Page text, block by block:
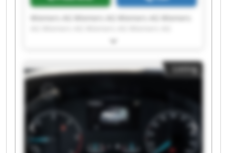
Wiemers AG Wiemers AG Wiemers AG Wiemers
Wiemers AG Wiemers AG Wiemers AG Wiemers
Wiemers AG Wiemers AG Wiemers AG Wiemers
AG Wiemers AG Wiemers AG
Listing